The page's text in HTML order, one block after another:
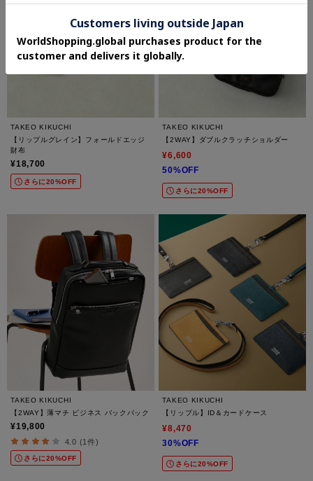
TAKEO KIKUCHI
【リップルグレイン】フォールドエッジ
財布
¥18,700
さらに20%OFF
TAKEO KIKUCHI
【2WAY】ダブルクラッチショルダー
¥6,600
50%OFF
さらに20%OFF
TAKEO KIKUCHI
【2WAY】薄マチ ビジネス バックパック
¥19,800
4.0 (1件)
さらに20%OFF
TAKEO KIKUCHI
【リップル】ID＆カードケース
¥8,470
30%OFF
さらに20%OFF